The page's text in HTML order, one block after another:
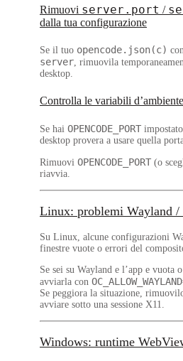
Rimuovi server.port /
dalla tua configurazione
Se il tuo opencode.json(c)
server, rimuovila
desktop.
Controlla le variabili d’ambiente
Se hai OPENCODE_PORT
desktop provera a usare quella
Rimuovi OPENCODE_PORT (o
riavvia.
Linux: problemi Wayland /
Su Linux, alcune configurazioni
finestre vuote o errori del
Se sei su Wayland e l’app e vuota
avviarla con
Se peggiora la situazione,
avviare sotto una sessione X11.
Windows: runtime